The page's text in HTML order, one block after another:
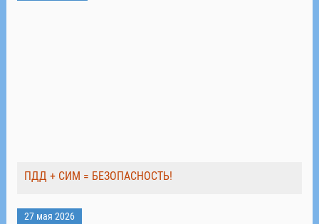
ПДД + СИМ = БЕЗОПАСНОСТЬ!
27 мая 2026